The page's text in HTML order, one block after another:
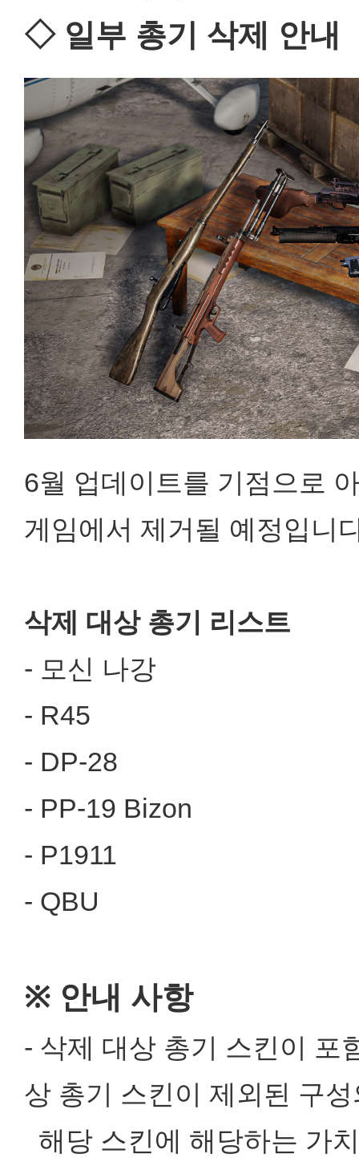
◇ 일부 총기 삭제 안내
6월 업데이트를 기점으로
게임에서 제거될 예정입니
삭제 대상 총기 리스트
- 모신 나강
- R45
- DP-28
- PP-19 Bizon
- P1911
- QBU
※ 안내 사항
- 삭제 대상 총기 스킨이 포
상 총기 스킨이 제외된 구
해당 스킨에 해당하는 가